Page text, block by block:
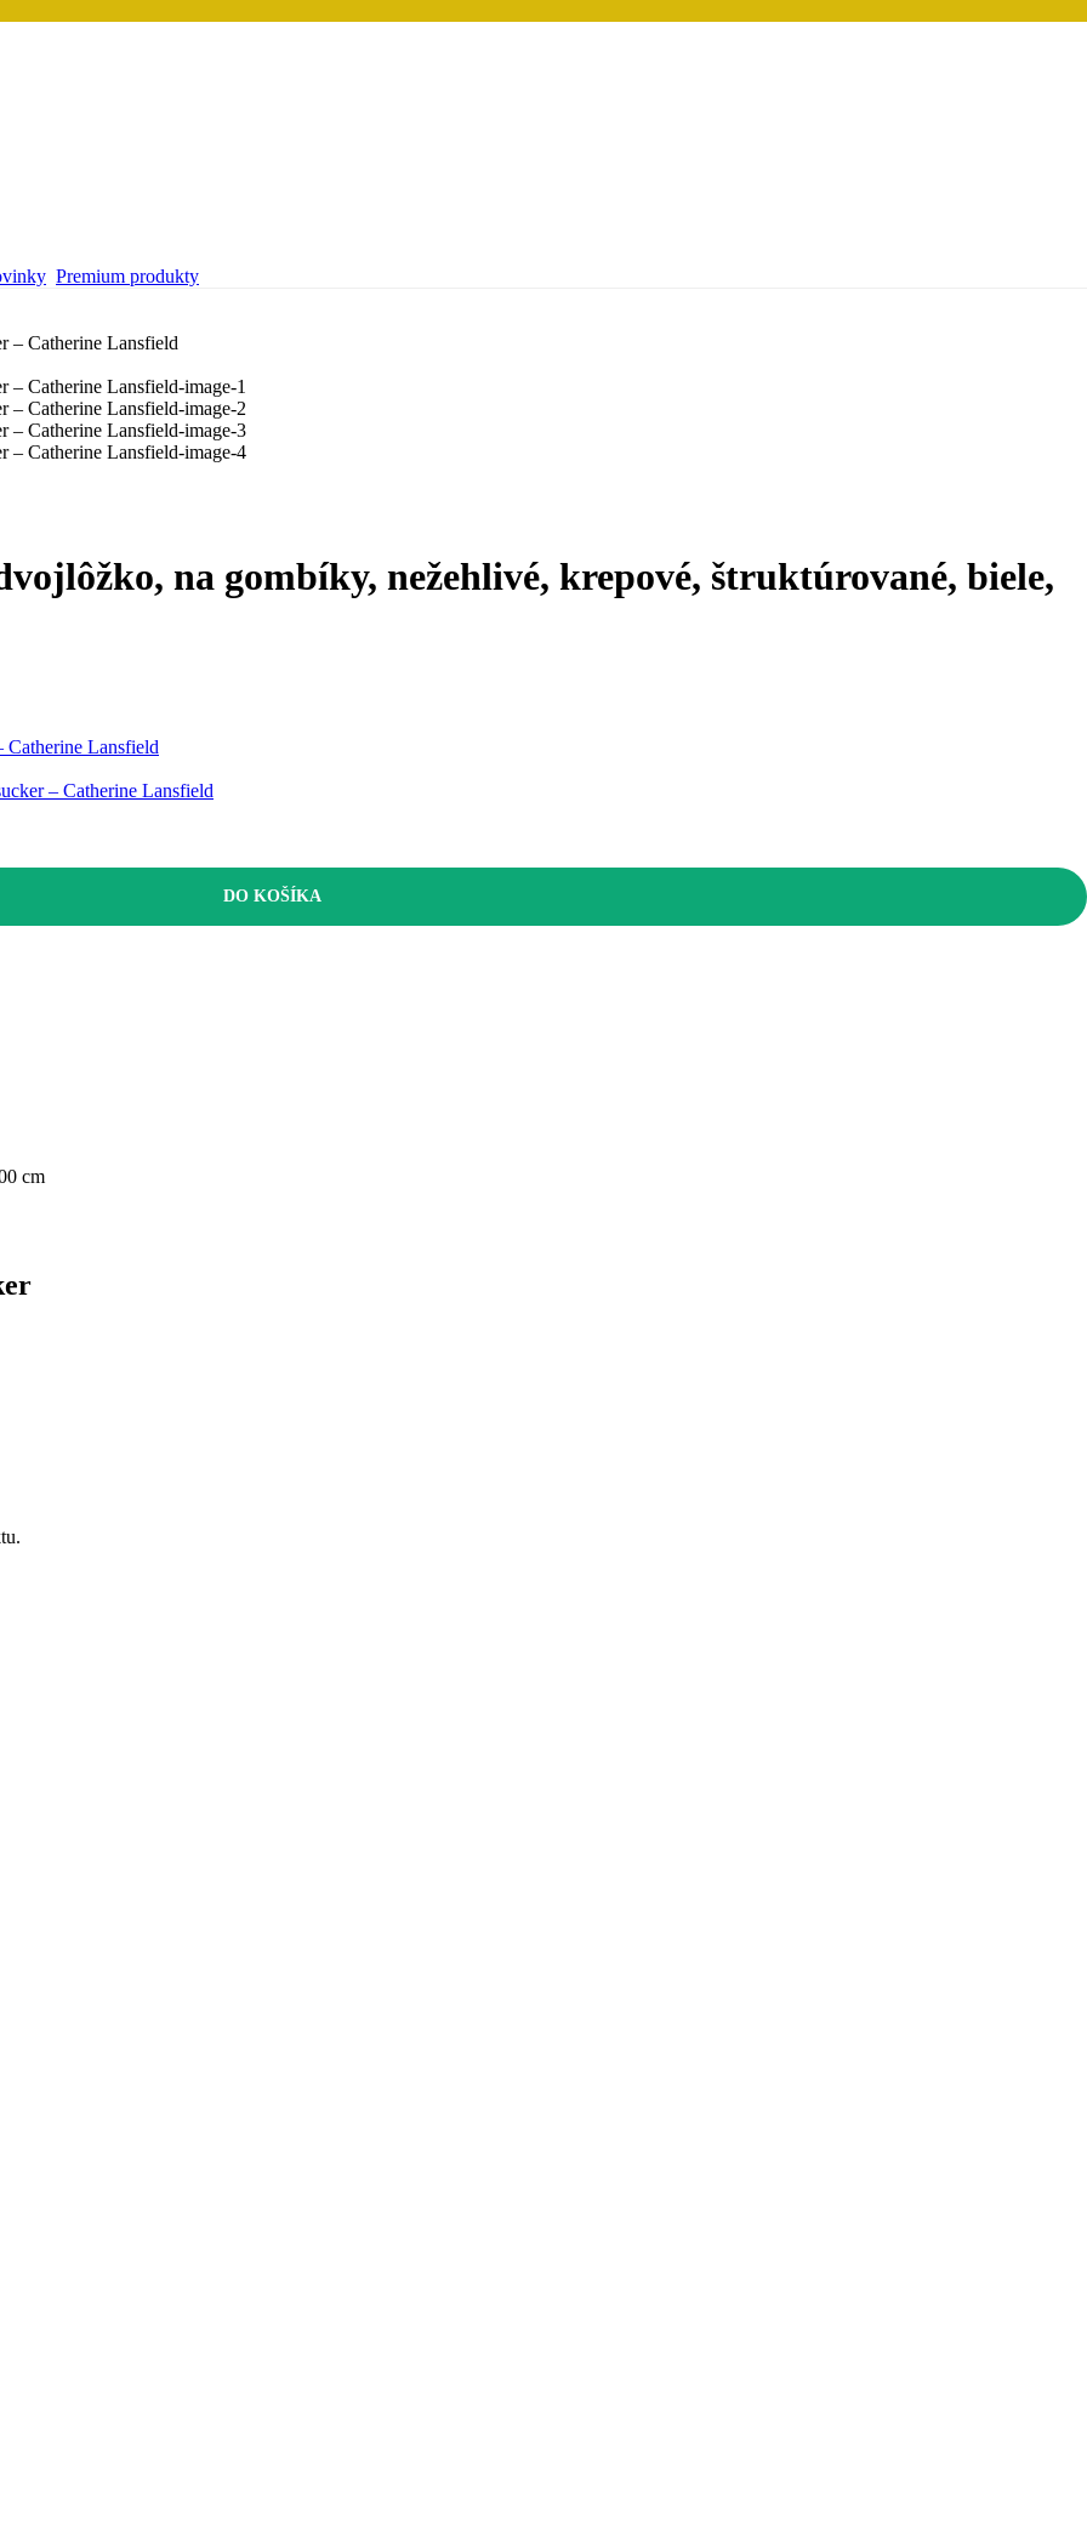
Premium produkty
na gombíky, nežehlivé, krepové, štruktúrované, biele,
Lansfield
– Catherine Lansfield
DO KOŠÍKA
cm